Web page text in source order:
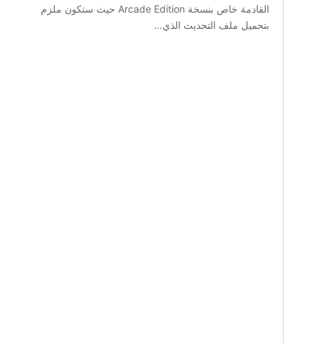
القادمة خاص بنسخة Arcade Edition حيث ستكون ملزم
بتحميل ملف التحديث الذي…